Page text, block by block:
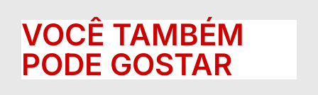
VOCÊ TAMBÉM
PODE GOSTAR